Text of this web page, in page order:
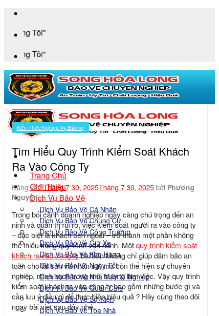
Trang Chủ
Giới Thiệu
Dịch Vụ Bảo Vệ
Dịch Vụ Bảo Vệ Cá Nhân
Dịch Vụ Bảo Vệ Chung Cư
Dịch Vụ Bảo Vệ Công Trường
Dịch Vụ Bảo Vệ Giữ Xe
Dịch Vụ Bảo Vệ Kho Hàng
Dịch Vụ Bảo Vệ Ngày Tết
Dịch Vụ Bảo Vệ Nhà Máy Xí Nghiệp
Dịch Vụ Bảo Vệ Quán Cafe
Dịch Vụ Bảo Vệ Sự Kiện
Dịch Vụ Bảo Vệ Tòa Nhà
Kiến Thức Nghiệp Vụ Bảo vệ
Tìm Hiểu Quy Trình Kiểm Soát Khách
Ra Vào Công Ty
Đăng vàoTháng 7 30, 2025Tháng 7 30, 2025 bởi Phương
Nguyễn
Trong bối cảnh doanh nghiệp ngày càng chú trọng đến an
ninh và quản trị rủi ro, việc kiểm soát người ra vào công ty
– đặc biệt là khách bên ngoài – trở thành một phần không
thể thiếu trong quy trình vận hành. Mộtquy trình kiểm soát
khách ra vào công tybài bản không chỉ giúp đảm bảo an
toàn cho tài sản và nhân sự, mà còn thể hiện sự chuyên
nghiệp, minh bạch trong môi trường làm việc. Vậy quy trình
kiểm soát khách ra vào công ty bao gồm những bước gì và
cần lưu ý điều gì để thực hiện hiệu quả ? Hãy cùng theo dõi
ngay bài viết sau đây nhé.